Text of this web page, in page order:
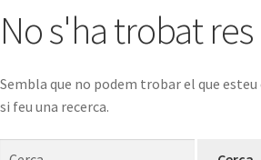
No s'ha trobat res
Sembla que no podem trobar el que
si feu una recerca.